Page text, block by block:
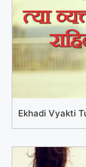
Ekhadi Vyakti